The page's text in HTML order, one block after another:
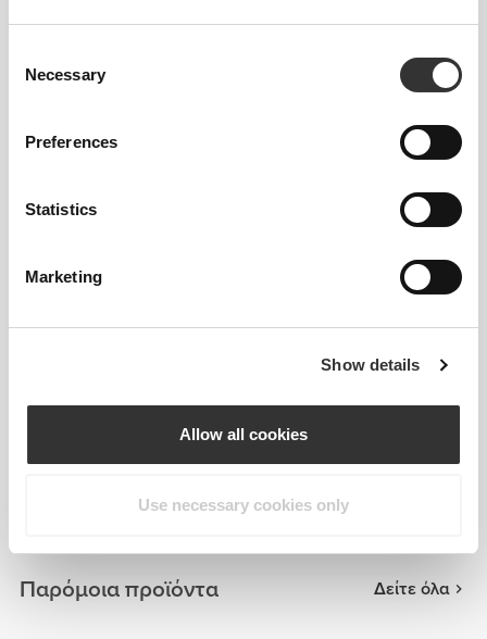
Selection
Necessary
Preferences
Statistics
Marketing
Show details
Allow all cookies
Use necessary cookies only
Δείτε όλα
2
Cristielle Lima
Παρόμοια προϊόντα Δείτε όλα